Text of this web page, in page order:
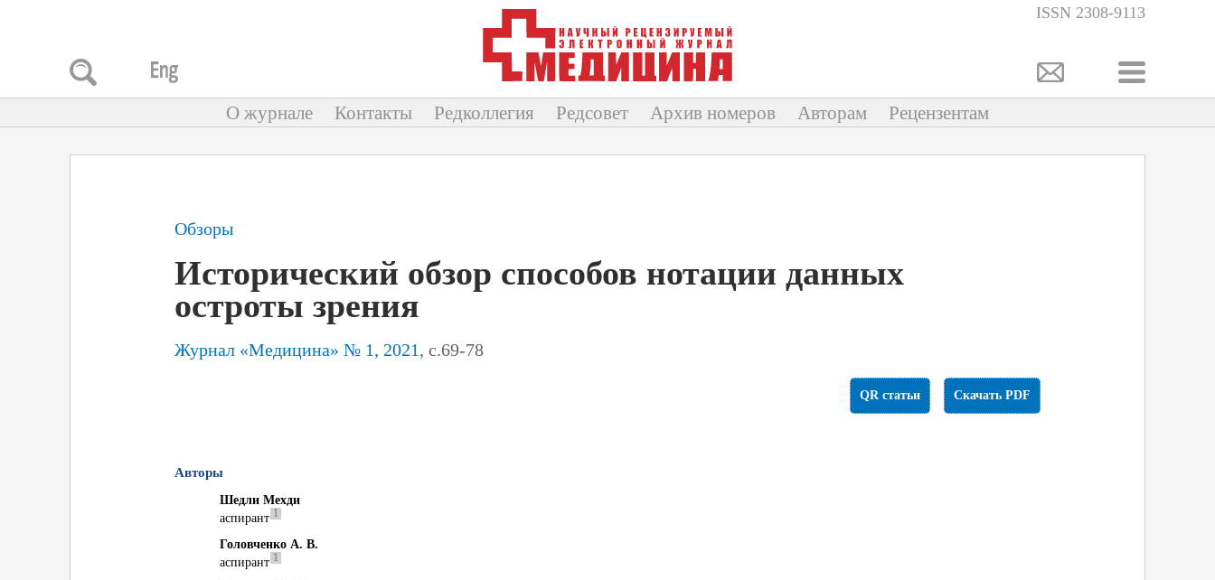
ISSN 2308-9113
О журнале Контакты Редколлегия Редсовет Архив номеров Авторам Рецензентам
Обзоры
Исторический обзор способов нотации данных
остроты зрения
Журнал «Медицина» № 1, 2021, с.69-78
Скачать PDF
QR статьи
Авторы
Шедли Мехди
аспирант 1
Головченко А. В.
аспирант 1